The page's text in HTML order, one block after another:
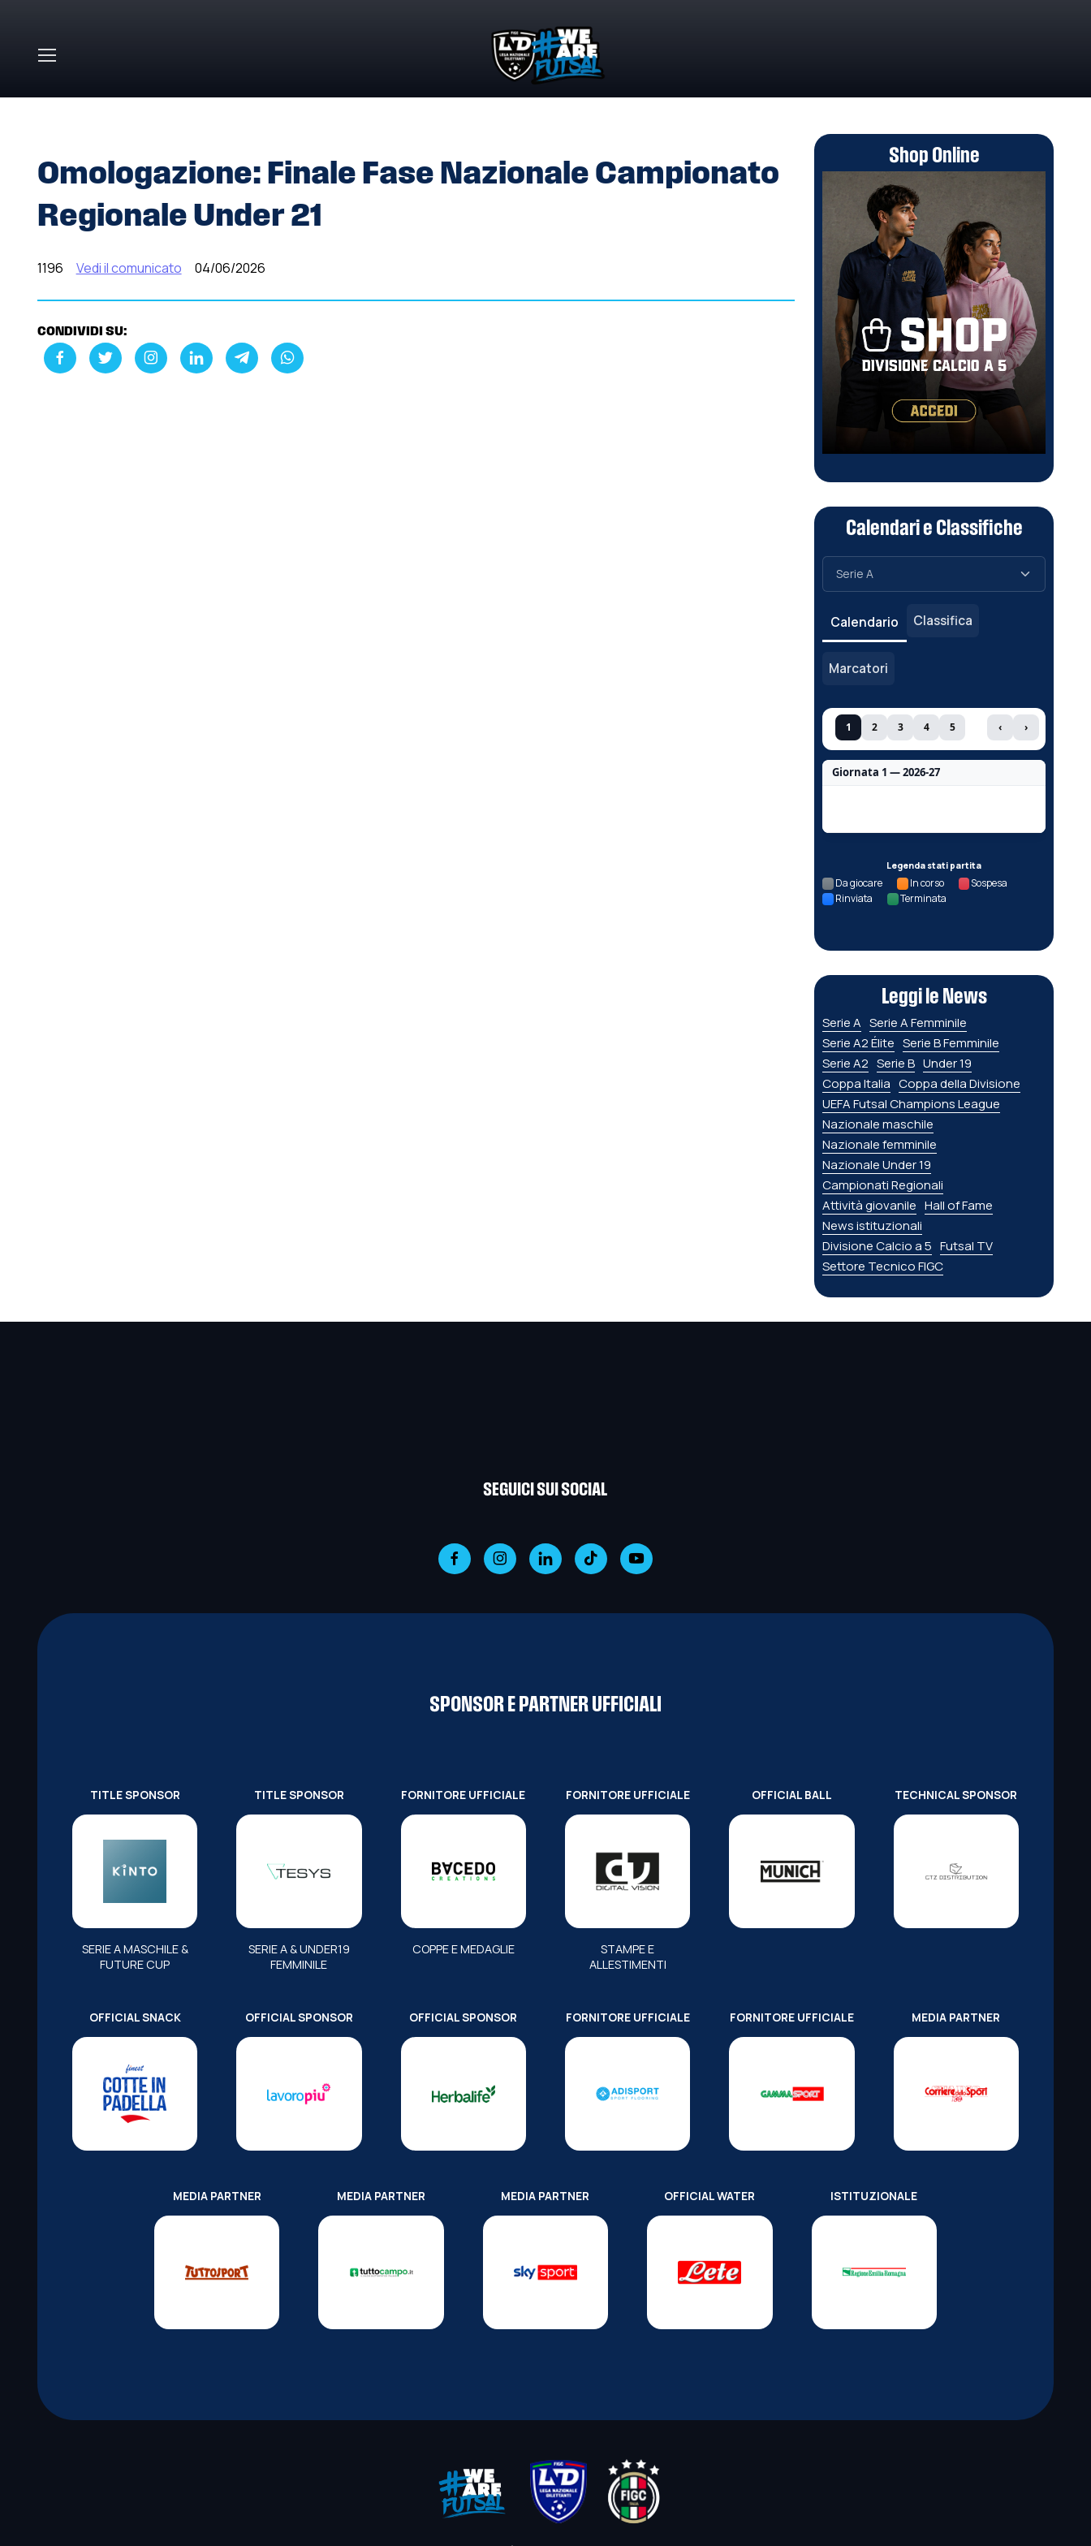
Omologazione: Finale Fase Nazionale Campionato
Regionale Under 21
1196 Vedi il comunicato 04/06/2026
CONDIVIDI SU:
Shop Online
Calendari e Classifiche
Calendario Classifica
Marcatori
1 2 3 4 5 ‹ ›
Giornata 1 — 2026-27
Legenda stati partita
Da giocare In corso
Sospesa
Rinviata
Terminata
Leggi le News
Serie A Serie A Femminile
Serie A2 Élite Serie B Femminile
Serie A2 Serie B Under 19
Coppa Italia Coppa della Divisione
UEFA Futsal Champions League
Nazionale maschile
Nazionale femminile
Nazionale Under 19
Campionati Regionali
Attività giovanile Hall of Fame
News istituzionali
Divisione Calcio a 5 Futsal TV
Settore Tecnico FIGC
SEGUICI SUI SOCIAL
SPONSOR E PARTNER UFFICIALI
TITLE SPONSOR
SERIE A MASCHILE &
FUTURE CUP
TITLE SPONSOR
SERIE A & UNDER19
FEMMINILE
FORNITORE UFFICIALE
COPPE E MEDAGLIE
FORNITORE UFFICIALE
STAMPE E
ALLESTIMENTI
OFFICIAL BALL TECHNICAL SPONSOR
OFFICIAL SNACK OFFICIAL SPONSOR OFFICIAL SPONSOR FORNITORE UFFICIALE FORNITORE UFFICIALE MEDIA PARTNER
MEDIA PARTNER MEDIA PARTNER MEDIA PARTNER OFFICIAL WATER ISTITUZIONALE